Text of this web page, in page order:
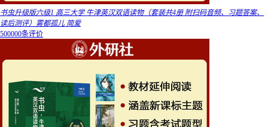
书虫升级版六级1 高三大学 牛津英汉双语读物（套装共4册 附扫码音频、习题答案、
读后测评）雾都孤儿 简爱
500000条评价